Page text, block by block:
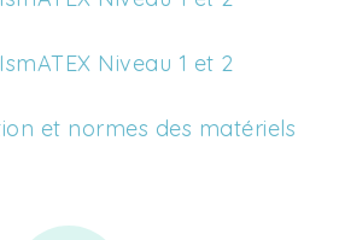
Niveau 1 et 2
et normes des matériels